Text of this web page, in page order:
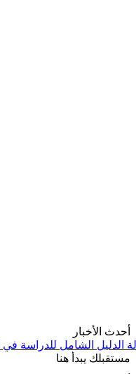
أحدث الأخبار
في التشيك للعام 2026
مستقبلك يبدأ هنا